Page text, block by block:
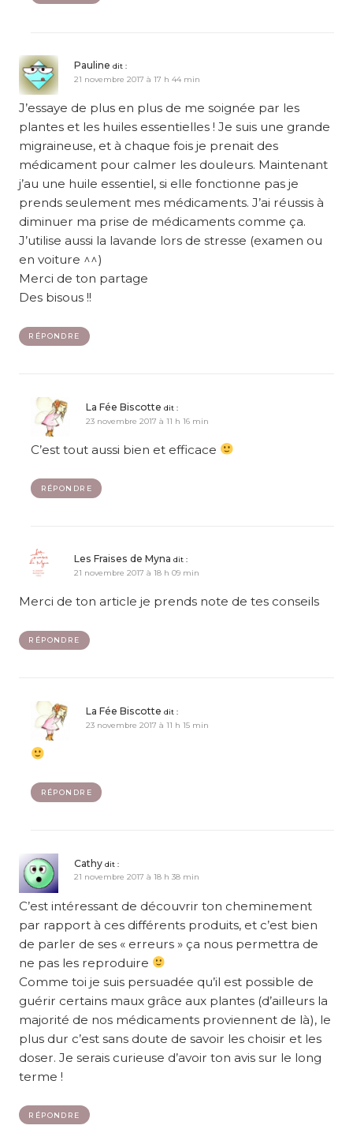
Pauline dit :
21 novembre 2017 à 17 h 44 min
J’essaye de plus en plus de me soignée par les
plantes et les huiles essentielles ! Je suis une grande
migraineuse, et à chaque fois je prenait des
médicament pour calmer les douleurs. Maintenant
j’au une huile essentiel, si elle fonctionne pas je
prends seulement mes médicaments. J’ai réussis à
diminuer ma prise de médicaments comme ça.
J’utilise aussi la lavande lors de stresse (examen ou
en voiture ^^)
Merci de ton partage
Des bisous !!
RÉPONDRE
La Fée Biscotte dit :
23 novembre 2017 à 11 h 16 min
C’est tout aussi bien et efficace
RÉPONDRE
Les Fraises de Myna dit :
21 novembre 2017 à 18 h 09 min
Merci de ton article je prends note de tes conseils
RÉPONDRE
La Fée Biscotte dit :
23 novembre 2017 à 11 h 15 min
RÉPONDRE
Cathy dit :
21 novembre 2017 à 18 h 38 min
C’est intéressant de découvrir ton cheminement
par rapport à ces différents produits, et c’est bien
de parler de ses « erreurs » ça nous permettra de
ne pas les reproduire
Comme toi je suis persuadée qu’il est possible de
guérir certains maux grâce aux plantes (d’ailleurs la
majorité de nos médicaments proviennent de là), le
plus dur c’est sans doute de savoir les choisir et les
doser. Je serais curieuse d’avoir ton avis sur le long
terme !
RÉPONDRE